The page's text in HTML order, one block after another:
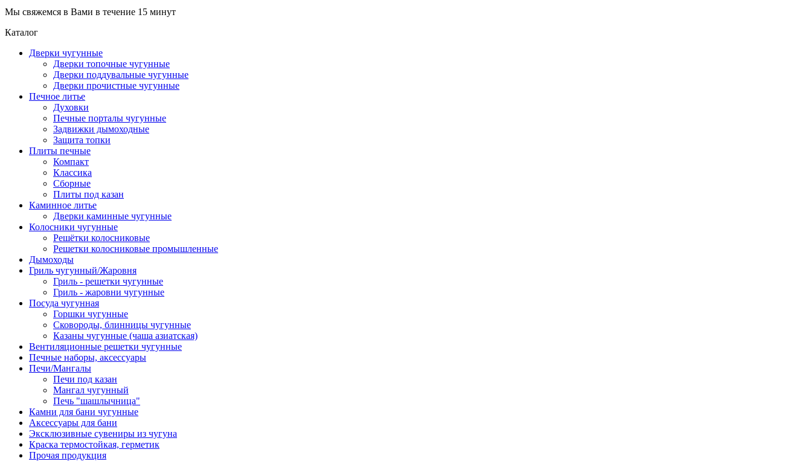
Мы свяжемся в Вами в течение 15 минут
Каталог
Дверки чугунные
Дверки топочные чугунные
Дверки поддувальные чугунные
Дверки прочистные чугунные
Печное литье
Духовки
Печные порталы чугунные
Задвижки дымоходные
Защита топки
Плиты печные
Компакт
Классика
Сборные
Плиты под казан
Каминное литье
Дверки каминные чугунные
Колосники чугунные
Решётки колосниковые
Решетки колосниковые промышленные
Дымоходы
Гриль чугунный/Жаровня
Гриль - решетки чугунные
Гриль - жаровни чугунные
Посуда чугунная
Горшки чугунные
Сковороды, блинницы чугунные
Казаны чугунные (чаша азиатская)
Вентиляционные решетки чугунные
Печные наборы, аксессуары
Печи/Мангалы
Печи под казан
Мангал чугунный
Печь "шашлычница"
Камни для бани чугунные
Аксессуары для бани
Эксклюзивные сувениры из чугуна
Краска термостойкая, герметик
Прочая продукция